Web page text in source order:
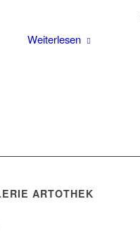
Weiterlesen
ARTOTHEK